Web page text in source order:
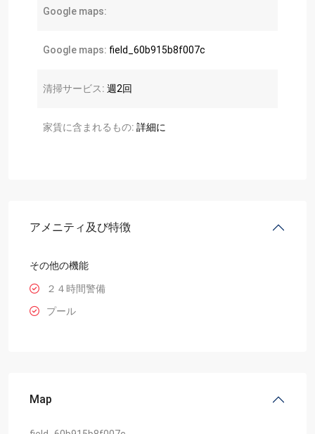
Google maps:
Google maps: field_60b915b8f007c
清掃サービス: 週2回
家賃に含まれるもの: 詳細に
アメニティ及び特徴
その他の機能
２４時間警備
プール
Map